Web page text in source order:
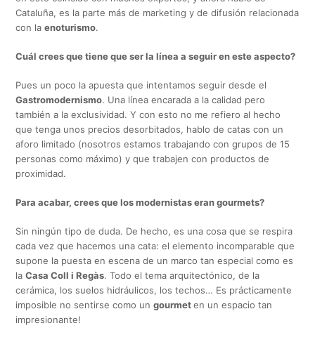
Cataluña, es la parte más de marketing y de difusión relacionada
con laenoturismo.
Cuál crees que tiene que ser la línea a seguir en este aspecto?
Pues un poco la apuesta que intentamos seguir desde el
Gastromodernismo. Una línea encarada a la calidad pero
también a la exclusividad. Y con esto no me refiero al hecho
que tenga unos precios desorbitados, hablo de catas con un
aforo limitado (nosotros estamos trabajando con grupos de 15
personas como máximo) y que trabajen con productos de
proximidad.
Para acabar, crees que los modernistas eran gourmets?
Sin ningún tipo de duda. De hecho, es una cosa que se respira
cada vez que hacemos una cata: el elemento incomparable que
supone la puesta en escena de un marco tan especial como es
laCasa Coll i Regàs. Todo el tema arquitectónico, de la
cerámica, los suelos hidráulicos, los techos… Es prácticamente
imposible no sentirse como ungourmeten un espacio tan
impresionante!